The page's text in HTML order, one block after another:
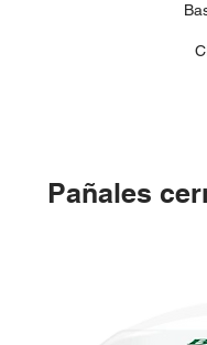
Pañales